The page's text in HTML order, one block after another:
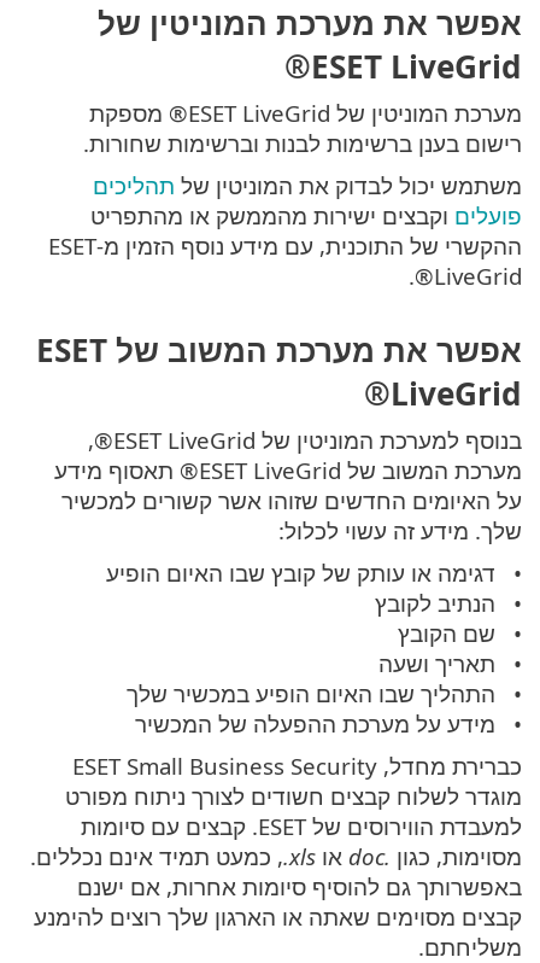
אפשר את מערכת המוניטין של
ESET LiveGrid®
מערכת המוניטין של ESET LiveGrid® מספקת
רישום בענן ברשימות לבנות וברשימות שחורות.
משתמש יכול לבדוק את המוניטין של תהליכים
פועלים וקבצים ישירות מהממשק או מהתפריט
ההקשרי של התוכנית, עם מידע נוסף הזמין מ-ESET
LiveGrid®.
אפשר את מערכת המשוב של ESET
LiveGrid®
בנוסף למערכת המוניטין של ESET LiveGrid®,
מערכת המשוב של ESET LiveGrid® תאסוף מידע
על האיומים החדשים שזוהו אשר קשורים למכשיר
שלך. מידע זה עשוי לכלול:
דגימה או עותק של קובץ שבו האיום הופיע
הנתיב לקובץ
שם הקובץ
תאריך ושעה
התהליך שבו האיום הופיע במכשיר שלך
מידע על מערכת ההפעלה של המכשיר
כברירת מחדל, ESET Small Business Security
מוגדר לשלוח קבצים חשודים לצורך ניתוח מפורט
למעבדת הווירוסים של ESET. קבצים עם סיומות
מסוימות, כגון .doc או ‎ .xls, כמעט תמיד אינם נכללים.
באפשרותך גם להוסיף סיומות אחרות, אם ישנם
קבצים מסוימים שאתה או הארגון שלך רוצים להימנע
משליחתם.